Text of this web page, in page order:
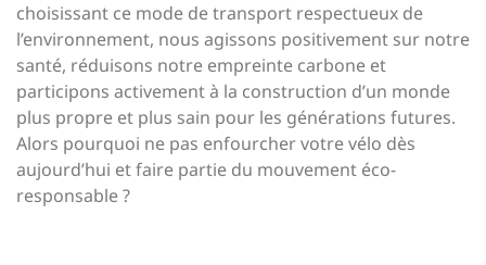
choisissant ce mode de transport respectueux de
l’environnement, nous agissons positivement sur notre
santé, réduisons notre empreinte carbone et
participons activement à la construction d’un monde
plus propre et plus sain pour les générations futures.
Alors pourquoi ne pas enfourcher votre vélo dès
aujourd’hui et faire partie du mouvement éco-
responsable ?